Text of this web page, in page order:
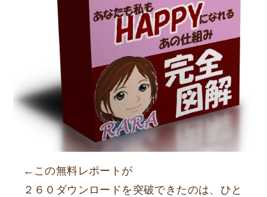
←この無料レポートが
２６０ダウンロードを突破できたのは、ひと